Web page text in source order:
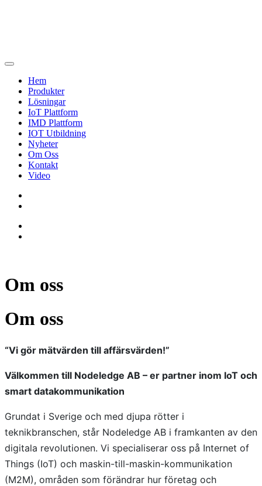
Hem
Produkter
Lösningar
IoT Plattform
IMD Plattform
IOT Utbildning
Nyheter
Om Oss
Kontakt
Video
Om oss
Om oss
“Vi gör mätvärden till affärsvärden!”
Välkommen till Nodeledge AB – er partner inom IoT och
smart datakommunikation
Grundat i Sverige och med djupa rötter i
teknikbranschen, står Nodeledge AB i framkanten av den
digitala revolutionen. Vi specialiserar oss på Internet of
Things (IoT) och maskin-till-maskin-kommunikation
(M2M), områden som förändrar hur företag och